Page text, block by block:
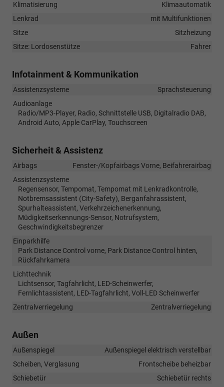
Klimatisierung
Klimaautomatik
Lenkrad
mit Multifunktionen
Sitze
Sitzheizung
Sitze: Lordosenstütze
Fahrer
Infotainment & Kommunikation
Assistenzsysteme
Sprachsteuerung
Audioanlage
Radio/MP3-Player, Radio, Schnittstelle USB, Digitalradio DAB,
Android Auto, Apple CarPlay, Touchscreen
Sicherheit & Assistenz
Airbags
Fenster-/Kopfairbags Vorne, Beifahrerairbag
Assistenzsysteme
Regensensor, Tempomat, Tempomat mit Lenkradkontrolle,
Notbremsassistent (City-Safety), Berganfahrassistent,
Spurhalteassistent, Verkehrzeichenerkennung,
Müdigkeitserkennungs-Sensor, Notrufsystem,
Geschwindigkeitsbegrenzer
Einparkhilfe
Park Distance Control vorne, Park Distance Control hinten,
Rückfahrkamera
Lichttechnik
Lichtsensor, Tagfahrlicht, LED-Scheinwerfer,
Fernlichtassistent, LED-Tagfahrlicht, Voll-LED Scheinwerfer
Zentralverriegelung
Zentralverriegelung
Außen
Außenspiegel
Außenspiegel elektrisch verstellbar
Scheiben, Verglasung
Frontscheibe beheizbar
Schiebetür
Schiebetür rechts